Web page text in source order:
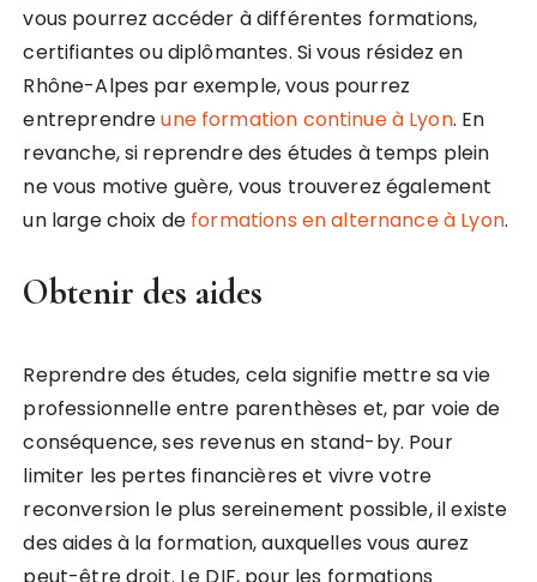
vous pourrez accéder à différentes formations,
certifiantes ou diplômantes. Si vous résidez en
Rhône-Alpes par exemple, vous pourrez
entreprendreune formation continue à Lyon. En
revanche, si reprendre des études à temps plein
ne vous motive guère, vous trouverez également
un large choix de formations en alternance à Lyon.
Obtenir des aides
Reprendre des études, cela signifie mettre sa vie
professionnelle entre parenthèses et, par voie de
conséquence, ses revenus en stand-by. Pour
limiter les pertes financières et vivre votre
reconversion le plus sereinement possible, il existe
des aides à la formation, auxquelles vous aurez
peut-être droit. Le DIF, pour les formations